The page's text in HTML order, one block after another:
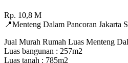
Rp. 10,8 M
📍Menteng Dalam Pancoran Jakarta
Jual Murah Rumah Luas Menteng
Luas bangunan : 257m2
Luas tanah : 785m2